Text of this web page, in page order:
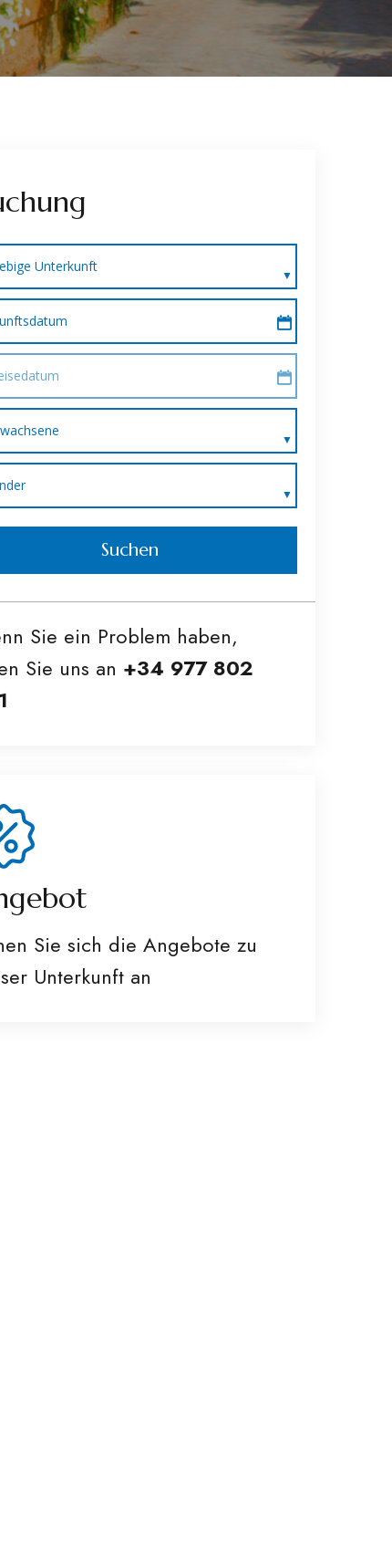
Unterkunft
Suchen
Sie ein Problem haben,
Sie uns an +34 977 802
Sie sich die Angebote zu
Unterkunft an